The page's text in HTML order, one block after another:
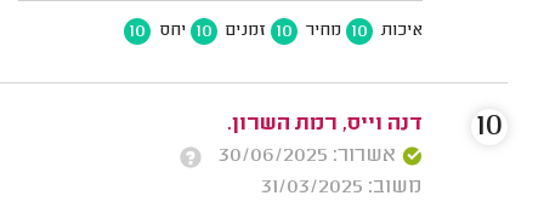
איכות 10 מחיר 10 זמנים 10 יחס 10
דנה וייס, רמת השרון.
אשרור: 30/06/2025
משוב: 31/03/2025
10